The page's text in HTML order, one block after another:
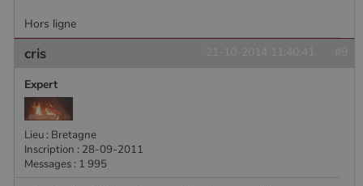
Hors ligne
cris
Expert
Lieu : Bretagne
Inscription : 28-09-2011
Messages : 1 995